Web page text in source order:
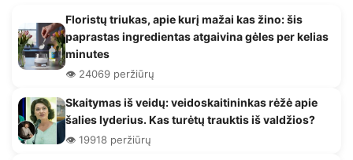
Floristų triukas, apie kurį mažai kas žino: šis
paprastas ingredientas atgaivina gėles per kelias
minutes
👁️ 24069 peržiūrų
Skaitymas iš veidų: veidoskaitininkas rėžė apie
šalies lyderius. Kas turėtų trauktis iš valdžios?
👁️ 19918 peržiūrų